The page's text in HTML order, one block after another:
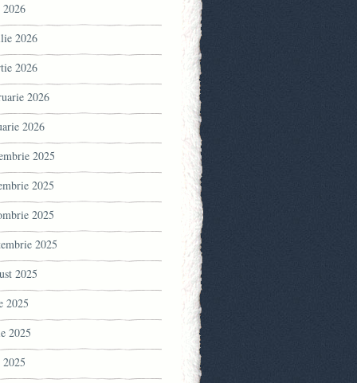
2026
2026
2026
2026
2025
2025
2025
2025
2025
2025
2025